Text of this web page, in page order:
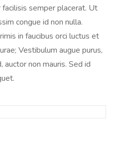
semper placerat. Ut
congue id non nulla.
in faucibus orci luctus et
Vestibulum augue purus,
non mauris. Sed id